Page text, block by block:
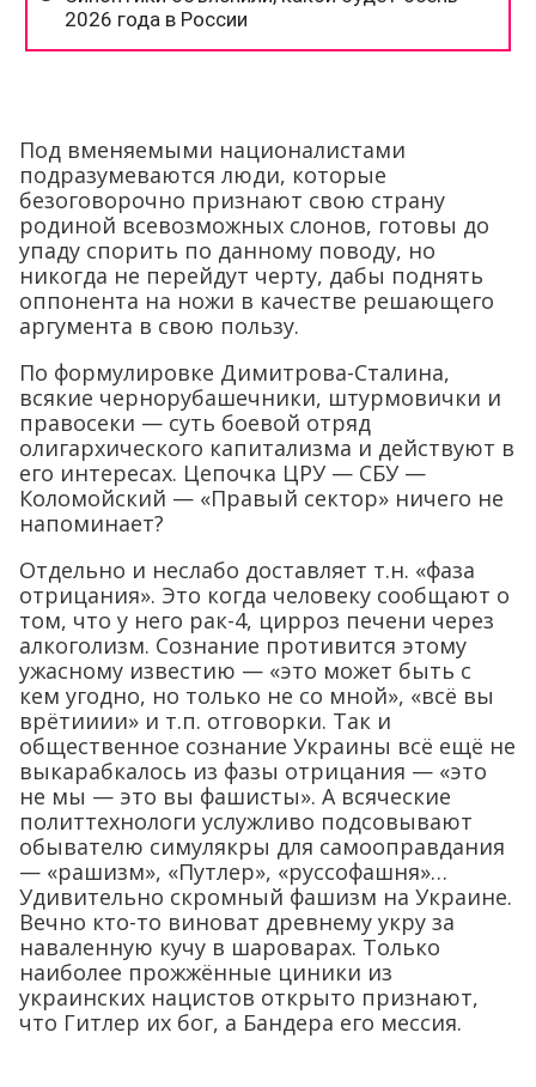
Под вменяемыми националистами
подразумеваются люди, которые
безоговорочно признают свою страну
родиной всевозможных слонов, готовы до
упаду спорить по данному поводу, но
никогда не перейдут черту, дабы поднять
оппонента на ножи в качестве решающего
аргумента в свою пользу.
По формулировке Димитрова-Сталина,
всякие чернорубашечники, штурмовички и
правосеки — суть боевой отряд
олигархического капитализма и действуют в
его интересах. Цепочка ЦРУ — СБУ —
Коломойский — «Правый сектор» ничего не
напоминает?
Отдельно и неслабо доставляет т.н. «фаза
отрицания». Это когда человеку сообщают о
том, что у него рак-4, цирроз печени через
алкоголизм. Сознание противится этому
ужасному известию — «это может быть с
кем угодно, но только не со мной», «всё вы
врётииии» и т.п. отговорки. Так и
общественное сознание Украины всё ещё не
выкарабкалось из фазы отрицания — «это
не мы — это вы фашисты». А всяческие
политтехнологи услужливо подсовывают
обывателю симулякры для самооправдания
— «рашизм», «Путлер», «руссофашня»…
Удивительно скромный фашизм на Украине.
Вечно кто-то виноват древнему укру за
наваленную кучу в шароварах. Только
наиболее прожжённые циники из
украинских нацистов открыто признают,
что Гитлер их бог, а Бандера его мессия.